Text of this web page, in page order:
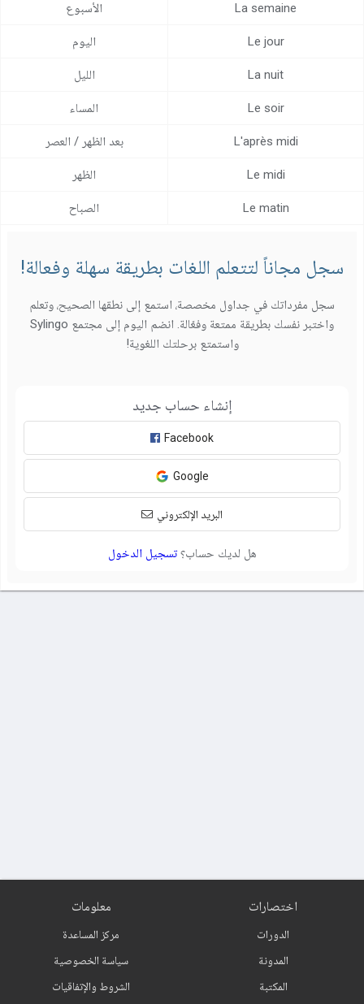
La semaine الأسبوع
Le jour اليوم
La nuit الليل
Le soir المساء
L'après midi بعد الظهر / العصر
Le midi الظهر
Le matin الصباح
سجل مجاناً لتتعلم اللغات بطريقة سهلة وفعالة!
سجل مفرداتك في جداول مخصصة، استمع إلى نطقها الصحيح، وتعلم
واختبر نفسك بطريقة ممتعة وفعّالة. انضم اليوم إلى مجتمع Sylingo
واستمتع برحلتك اللغوية!
إنشاء حساب جديد
Facebook
Google
البريد الإلكتروني
هل لديك حساب؟تسجيل الدخول
اختصارات
الدورات
المدونة
المكتبة
معلومات
مركز المساعدة
سياسة الخصوصية
الشروط والإتفاقيات